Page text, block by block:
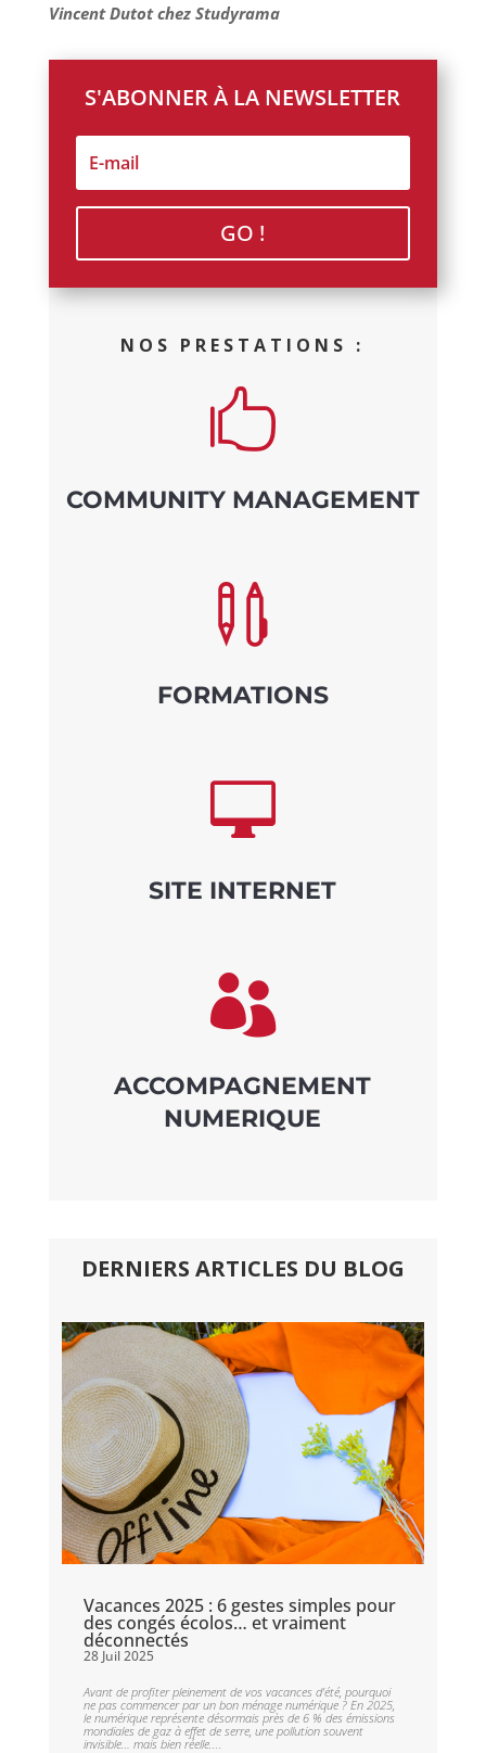
Vincent Dutot chez Studyrama
S'ABONNER À LA NEWSLETTER
GO !
NOS PRESTATIONS :

COMMUNITY MANAGEMENT

FORMATIONS

SITE INTERNET

ACCOMPAGNEMENT
NUMERIQUE
DERNIERS ARTICLES DU BLOG
Vacances 2025 : 6 gestes simples pour
des congés écolos… et vraiment
déconnectés
28 Juil 2025
Avant de profiter pleinement de vos vacances d’été, pourquoi
ne pas commencer par un bon ménage numérique ? En 2025,
le numérique représente désormais près de 6 % des émissions
mondiales de gaz à effet de serre, une pollution souvent
invisible… mais bien réelle....